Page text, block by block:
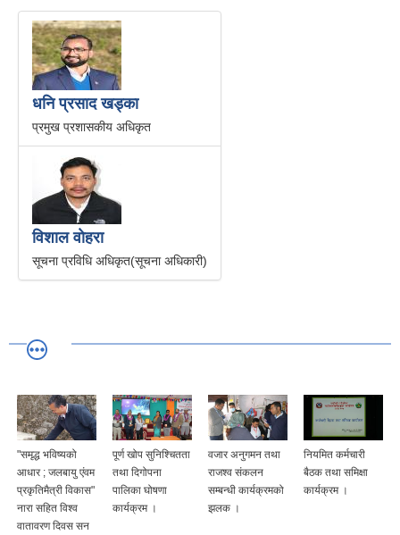
धनि प्रसाद खड्का
प्रमुख प्रशासकीय अधिकृत
विशाल वाेहरा
सूचना प्रविधि अधिकृत(सूचना अधिकारी)
"समृद्ध भविष्यको
आधार ; जलबायु एंवम
प्रकृतिमैत्री विकास"
नारा सहित विश्व
वातावरण दिवस सन
पूर्ण खोप सुनिश्चितता
तथा दिगोपना
पालिका घोषणा
कार्यक्रम ।
वजार अनुगमन तथा
राजश्व संकलन
सम्बन्धी कार्यक्रमको
झलक ।
नियमित कर्मचारी
बैठक तथा समिक्षा
कार्यक्रम ।